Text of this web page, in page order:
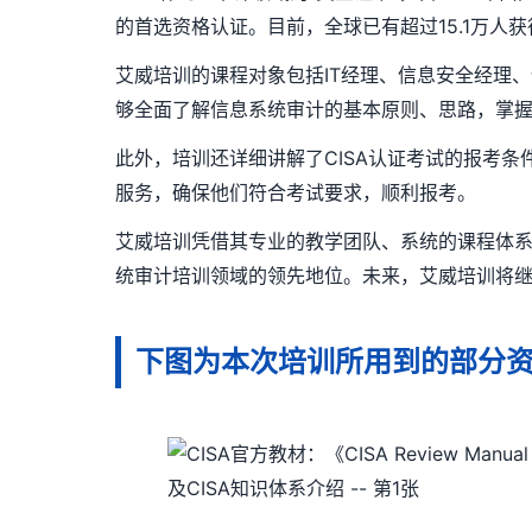
的首选资格认证。目前，全球已有超过15.1万人
艾威培训的课程对象包括IT经理、信息安全经理
够全面了解信息系统审计的基本原则、思路，掌
此外，培训还详细讲解了CISA认证考试的报考
服务，确保他们符合考试要求，顺利报考。
艾威培训凭借其专业的教学团队、系统的课程体
统审计培训领域的领先地位。未来，艾威培训将
下图为本次培训所用到的部分